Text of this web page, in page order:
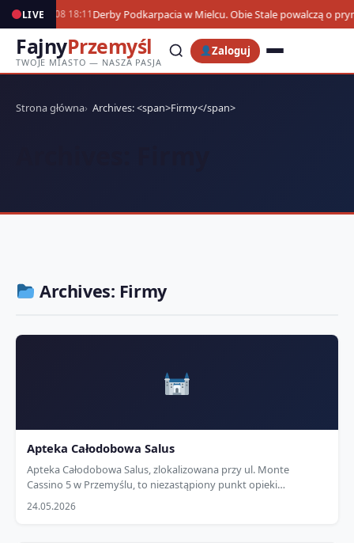
LIVE07.08 18:11 Derby Podkarpacia w Mielcu. Obie Stale powalczą o
FajnyPrzemyśl
TWOJE MIASTO — NASZA PASJA
Zaloguj
Strona główna Archives: <span>Firmy</span>
Archives: Firmy
Apteka Całodobowa Salus
Apteka Całodobowa Salus, zlokalizowana przy ul. Monte
Cassino 5 w Przemyślu, to niezastąpiony punkt opieki
medycznej dla mieszkańców osiedla Zasanie i całego miasta,
działający 24 godziny na dobę, 7 dni…
24.05.2026